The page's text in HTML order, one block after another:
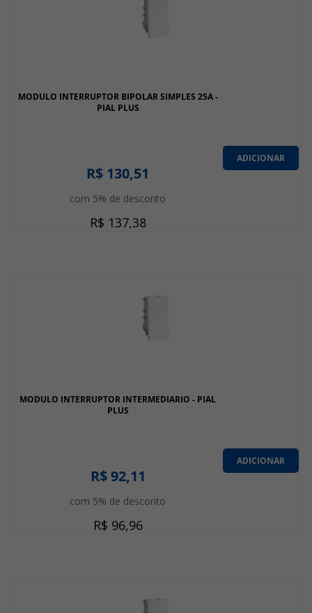
MODULO INTERRUPTOR BIPOLAR SIMPLES 25A -
PIAL PLUS
R$ 130,51
com 5% de desconto
R$ 137,38
ADICIONAR
MODULO INTERRUPTOR INTERMEDIARIO - PIAL
PLUS
R$ 92,11
com 5% de desconto
R$ 96,96
ADICIONAR